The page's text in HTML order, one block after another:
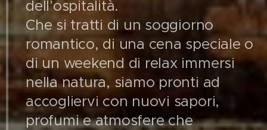
dell'ospitalità.
Che si tratti di un soggiorno
romantico, di una cena speciale o
di un weekend di relax immersi
nella natura, siamo pronti ad
accogliervi con nuovi sapori,
profumi e atmosfere che